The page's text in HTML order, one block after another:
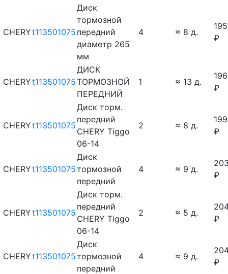
CHERYt113501075
Диск
тормозной
передний
диаметр 265
мм
4 ≈ 8 д.
₽
CHERYt113501075
ДИСК
ТОРМОЗНОЙ
ПЕРЕДНИЙ
1 ≈ 13 д.
₽
CHERYt113501075
Диск торм.
передний
CHERY Tiggo
06-14
2 ≈ 8 д.
₽
CHERYt113501075
Диск
тормозной
передний
4 ≈ 9 д.
₽
CHERYt113501075
Диск торм.
передний
CHERY Tiggo
06-14
2 ≈ 5 д.
₽
CHERYt113501075
Диск
тормозной
передний
4 ≈ 9 д.
₽